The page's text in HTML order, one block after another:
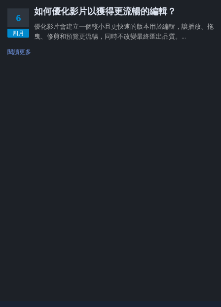
6
四月
如何優化影片以獲得更流暢的編輯？
優化影片會建立一個較小且更快速的版本用於編輯，讓播放、拖
曳、修剪和預覽更流暢，同時不改變最終匯出品質。...
閱讀更多